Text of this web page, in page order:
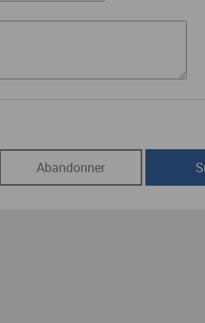
Abandonner